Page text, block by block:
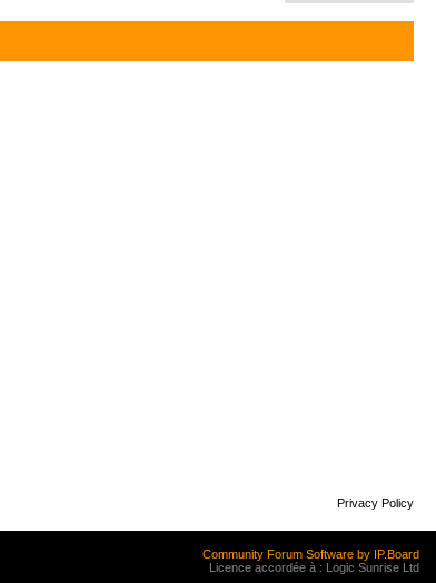
Privacy Policy
Community Forum Software by IP.Board
Licence accordée à : Logic Sunrise Ltd